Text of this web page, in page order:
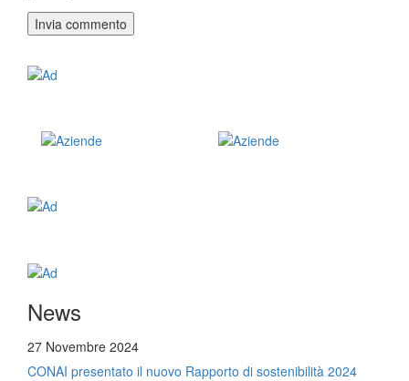
News
27 Novembre 2024
CONAI presentato il nuovo Rapporto di sostenibilità 2024